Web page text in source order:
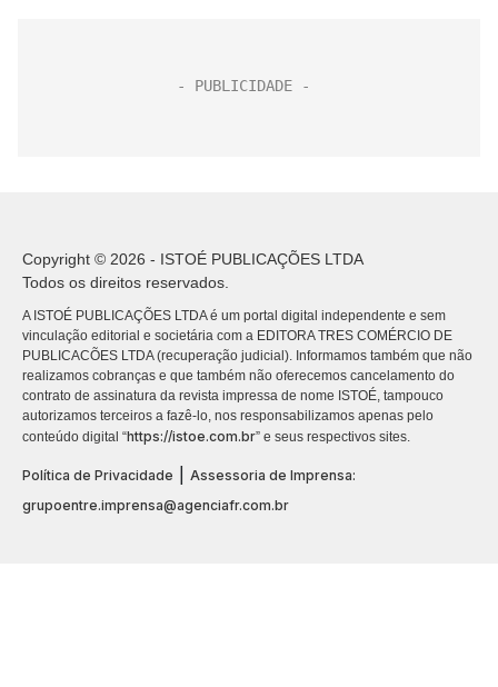
Copyright © 2026 - ISTOÉ PUBLICAÇÕES LTDA
Todos os direitos reservados.
A ISTOÉ PUBLICAÇÕES LTDA é um portal digital independente e sem
vinculação editorial e societária com a EDITORA TRES COMÉRCIO DE
PUBLICACÕES LTDA (recuperação judicial). Informamos também que não
realizamos cobranças e que também não oferecemos cancelamento do
contrato de assinatura da revista impressa de nome ISTOÉ, tampouco
autorizamos terceiros a fazê-lo, nos responsabilizamos apenas pelo
conteúdo digital “https://istoe.com.br” e seus respectivos sites.
Política de Privacidade
Assessoria de Imprensa:
grupoentre.imprensa@agenciafr.com.br